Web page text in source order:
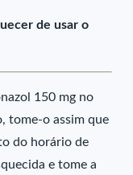
de usar o
150 mg no
tome-o assim que
do horário de
e tome a